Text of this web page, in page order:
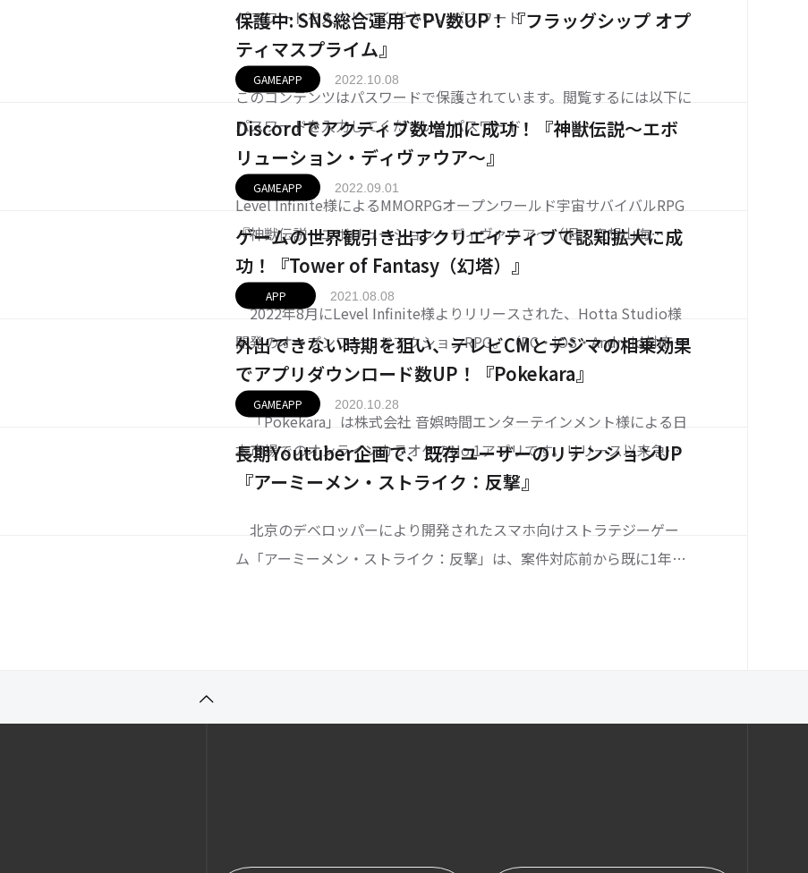
パスワードを入力してください。パスワード
保護中: SNS総合運用でPV数UP！『フラッグシップ オプ
ティマスプライム』
このコンテンツはパスワードで保護されています。閲覧するには以下に
パスワードを入力してください。パスワード
GAMEAPP 2022.10.08
Discordでアクティブ数増加に成功！『神獣伝説～エボ
リューション・ディヴァウア～』
Level Infinite様によるMMORPGオープンワールド宇宙サバイバルRPG
『神獣伝説～エボリューション・ディヴァウア～（旧：空想山海
伝）』を、ゲームリリース前からトータルSNS運用を担当。公式Discor
dを使用したクローズドβテストの実施もサポートし、事前ダウンロー
ド数は100
GAMEAPP 2022.09.01
ゲームの世界観引き出すクリエイティブで認知拡大に成
功！『Tower of Fantasy（幻塔）』
2022年8月にLevel Infinite様よりリリースされた、Hotta Studio様
開発のオープンワールドアクションRPG。（PC・iOS・Android対応）
全世界でのグローバルリリースを果たし、事前ダウンロード時には4
00万人以上、リリース後は約1週間で1000万ダウンロー
APP 2021.08.08
外出できない時期を狙い、テレビCMとデジマの相乗効果
でアプリダウンロード数UP！『Pokekara』
「Pokekara」は株式会社 音娯時間エンターテインメント様による日
本市場でのオンラインカラオケのNo.1アプリです。リリース以来急成
長し、App annieにおいて2019年度日本で最も成長の早いApp第3位と
でテレビCMを配
GAMEAPP 2020.10.28
長期Youtuber企画で、既存ユーザーのリテンションUP
『アーミーメン・ストライク：反撃』
北京のデベロッパーにより開発されたスマホ向けストラテジーゲー
ム「アーミーメン・ストライク：反撃」は、案件対応前から既に1年間